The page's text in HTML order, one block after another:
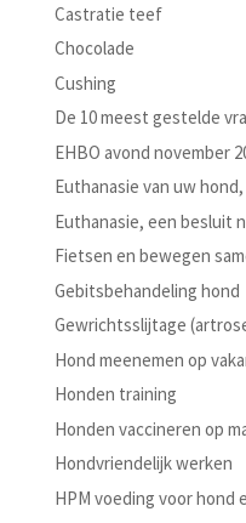
Castratie teef
Chocolade
Cushing
De 10 meest gestelde
EHBO avond november
Euthanasie van uw
Euthanasie, een besluit
Fietsen en bewegen
Gebitsbehandeling hond
Gewrichtsslijtage
Hond meenemen op
Honden training
Honden vaccineren op
Hondvriendelijk werken
HPM voeding voor hond